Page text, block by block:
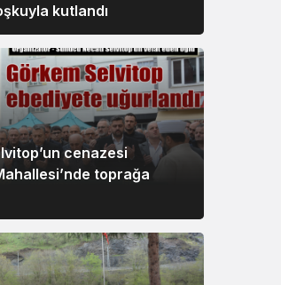
kutlandı
cenazesi
toprağa